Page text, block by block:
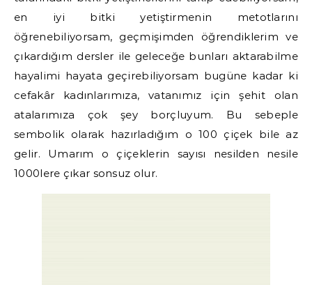
en iyi bitki yetiştirmenin metotlarını
öğrenebiliyorsam, geçmişimden öğrendiklerim ve
çıkardığım dersler ile geleceğe bunları aktarabilme
hayalimi hayata geçirebiliyorsam bugüne kadar ki
cefakâr kadınlarımıza, vatanımız için şehit olan
atalarımıza çok şey borçluyum. Bu sebeple
sembolik olarak hazırladığım o 100 çiçek bile az
gelir. Umarım o çiçeklerin sayısı nesilden nesile
1000lere çıkar sonsuz olur.